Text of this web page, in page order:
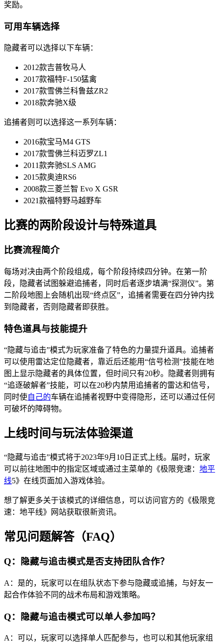
奖励。
可用车辆选择
隐藏者可以选择以下车辆：
2012款吉普牧马人
2017款福特F-150猛禽
2017款雪佛兰科鲁兹ZR2
2018款奔驰X级
追捕者则可以选择这一系列车辆：
2016款宝马M4 GTS
2017款雪佛兰科迈罗ZL1
2011款奔驰SLS AMG
2015款奥迪RS6
2008款三菱兰智 Evo X GSR
2021款福特野马越野车
比赛的两阶段设计与特殊道具
比赛流程简介
每场对决由两个阶段组成，每个阶段持续四分钟。在第一阶
段，隐藏者试图躲避追捕者，同时后者逐步填满“探测仪”。第
二阶段地图上会随机出现“终点区”，追捕者需要在四分钟内找
到隐藏者，否则隐藏者即获胜。
特色道具与技能提升
“隐藏与追击”模式为玩家准备了特色的力量提升道具。追捕者
可以使用雷达定位隐藏者，靠近后还能用“信号检测”技能在地
图上显示隐藏者的具体位置，但时间只有20秒。隐藏者则拥有
“追逐破解者”技能，可以在20秒内禁用追捕者的雷达和信号，
同时使自己的车辆在追捕者视野中变得隐形，还可以通过任何
可破坏的障碍物。
上线时间与玩法体验渠道
“隐藏与追击”模式将于2023年9月10日正式上线。届时，玩家
可以前往地图中的指定区域或通过主菜单的《极限竞速： 地平
线5》在线页面加入游戏体验。
想了解更多关于该模式的详细信息，可以访问官方的《极限竞
速：地平线》网站获取很新资讯。
常见问题解答（FAQ）
Q：隐藏与追击模式是否支持团队合作？
A：是的，玩家可以在组队状态下参与隐藏或追捕，与好友一
起合作体验不同的战术布局和游戏策略。
Q：隐藏与追击模式可以单人参加吗？
A：可以，玩家可以选择单人匹配参与，也可以和其他玩家组